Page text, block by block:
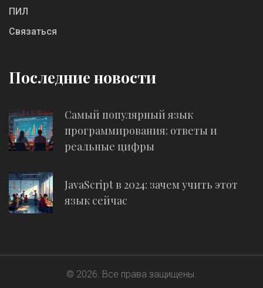
ПИЛ
Связаться
Последние новости
Самый популярный язык
программирования: ответы и
реальные цифры
JavaScript в 2024: зачем учить этот
язык сейчас
© 2026. Все права защищены.